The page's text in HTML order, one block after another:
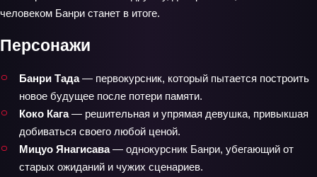
человеком Банри станет в итоге.
Персонажи
Банри Тада— первокурсник, который пытается построить
новое будущее после потери памяти.
Коко Кага— решительная и упрямая девушка, привыкшая
добиваться своего любой ценой.
Мицуо Янагисава— однокурсник Банри, убегающий от
старых ожиданий и чужих сценариев.